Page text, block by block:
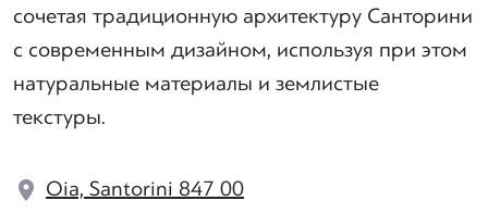
сочетая традиционную архитектуру Санторини
с современным дизайном, используя при этом
натуральные материалы и землистые
текстуры.
Oia, Santorini 847 00